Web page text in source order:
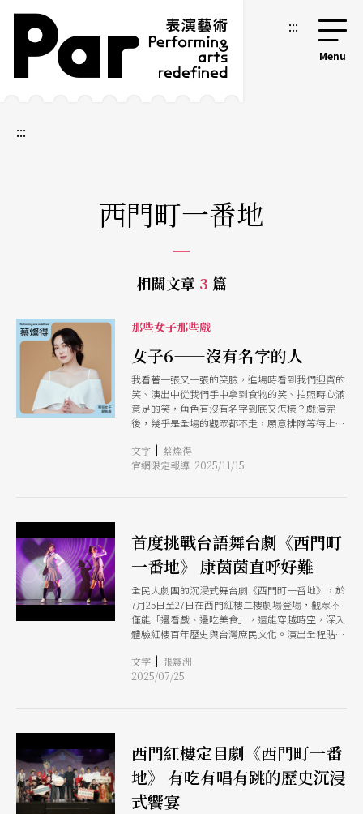
跳到主要內容區塊
網站導覽 :::
:::
西門町一番地
相關文章 3 篇
那些女子那些戲
女子6——沒有名字的人
我看著一張又一張的笑臉，進場時看到我們迎賓的
笑、演出中從我們手中拿到食物的笑、拍照時心滿
意足的笑，角色有沒有名字到底又怎樣？戲演完
後，幾乎是全場的觀眾都不走，願意排隊等待上台
了10次以上，這個戲到底算不算是個戲到底又怎
樣？
文字 | 蔡燦得
官網限定報導 2025/11/15
首度挑戰台語舞台劇《西門町
一番地》 康茵茵直呼好難
全民大劇團的沉浸式舞台劇《西門町一番地》，於
7月25日至27日在西門紅樓二樓劇場登場，觀眾不
僅能「邊看戲、邊吃美食」，還能穿越時空，深入
體驗紅樓百年歷史與台灣庶民文化。演出全程貼心
地的旅客，都能無障礙融入劇情，感受台灣故事的
魅力。
文字 | 張震洲
2025/07/25
西門紅樓定目劇《西門町一番
地》 有吃有唱有跳的歷史沉浸
式饗宴